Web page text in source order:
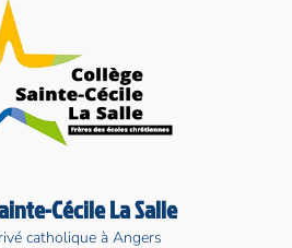
Cécile La Salle
catholique à Angers